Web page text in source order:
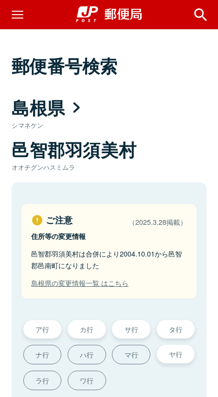
郵便番号検索
島根県
シマネケン
邑智郡羽須美村
オオチグンハスミムラ
ご注意 （2025.3.28掲載）
住所等の変更情報
邑智郡羽須美村は合併により2004.10.01から邑智
郡邑南町になりました
島根県の変更情報一覧 はこちら
ア行 カ行 サ行 タ行
ナ行 ハ行 マ行 ヤ行
ラ行 ワ行